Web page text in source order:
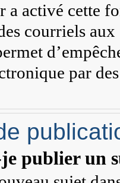
a activé cette
courriels
par
publier un